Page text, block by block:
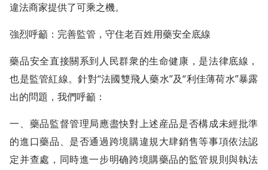
違法商家提供了可乘之機。
強烈呼籲：完善監管，守住老百姓用藥安全底線
藥品安全直接關系到人民群衆的生命健康，是法律底線，
也是監管紅線。針對“法國雙飛人藥水”及“利佳薄荷水”暴露
出的問題，我們呼籲：
一、藥品監督管理局應盡快對上述産品是否構成未經批準
的進口藥品、是否通過跨境購違規大肆銷售等事項依法認
定并查處，同時進一步明确跨境購藥品的監管規則與執法